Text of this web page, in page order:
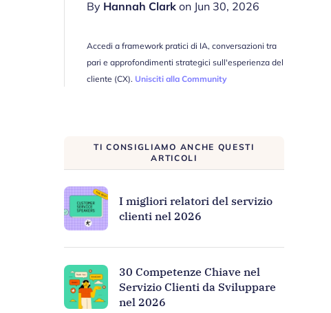
By Hannah Clark on Jun 30, 2026
Accedi a framework pratici di IA, conversazioni tra
pari e approfondimenti strategici sull'esperienza del
cliente (CX). Unisciti alla Community
TI CONSIGLIAMO ANCHE QUESTI
ARTICOLI
I migliori relatori del servizio
clienti nel 2026
30 Competenze Chiave nel
Servizio Clienti da Sviluppare
nel 2026